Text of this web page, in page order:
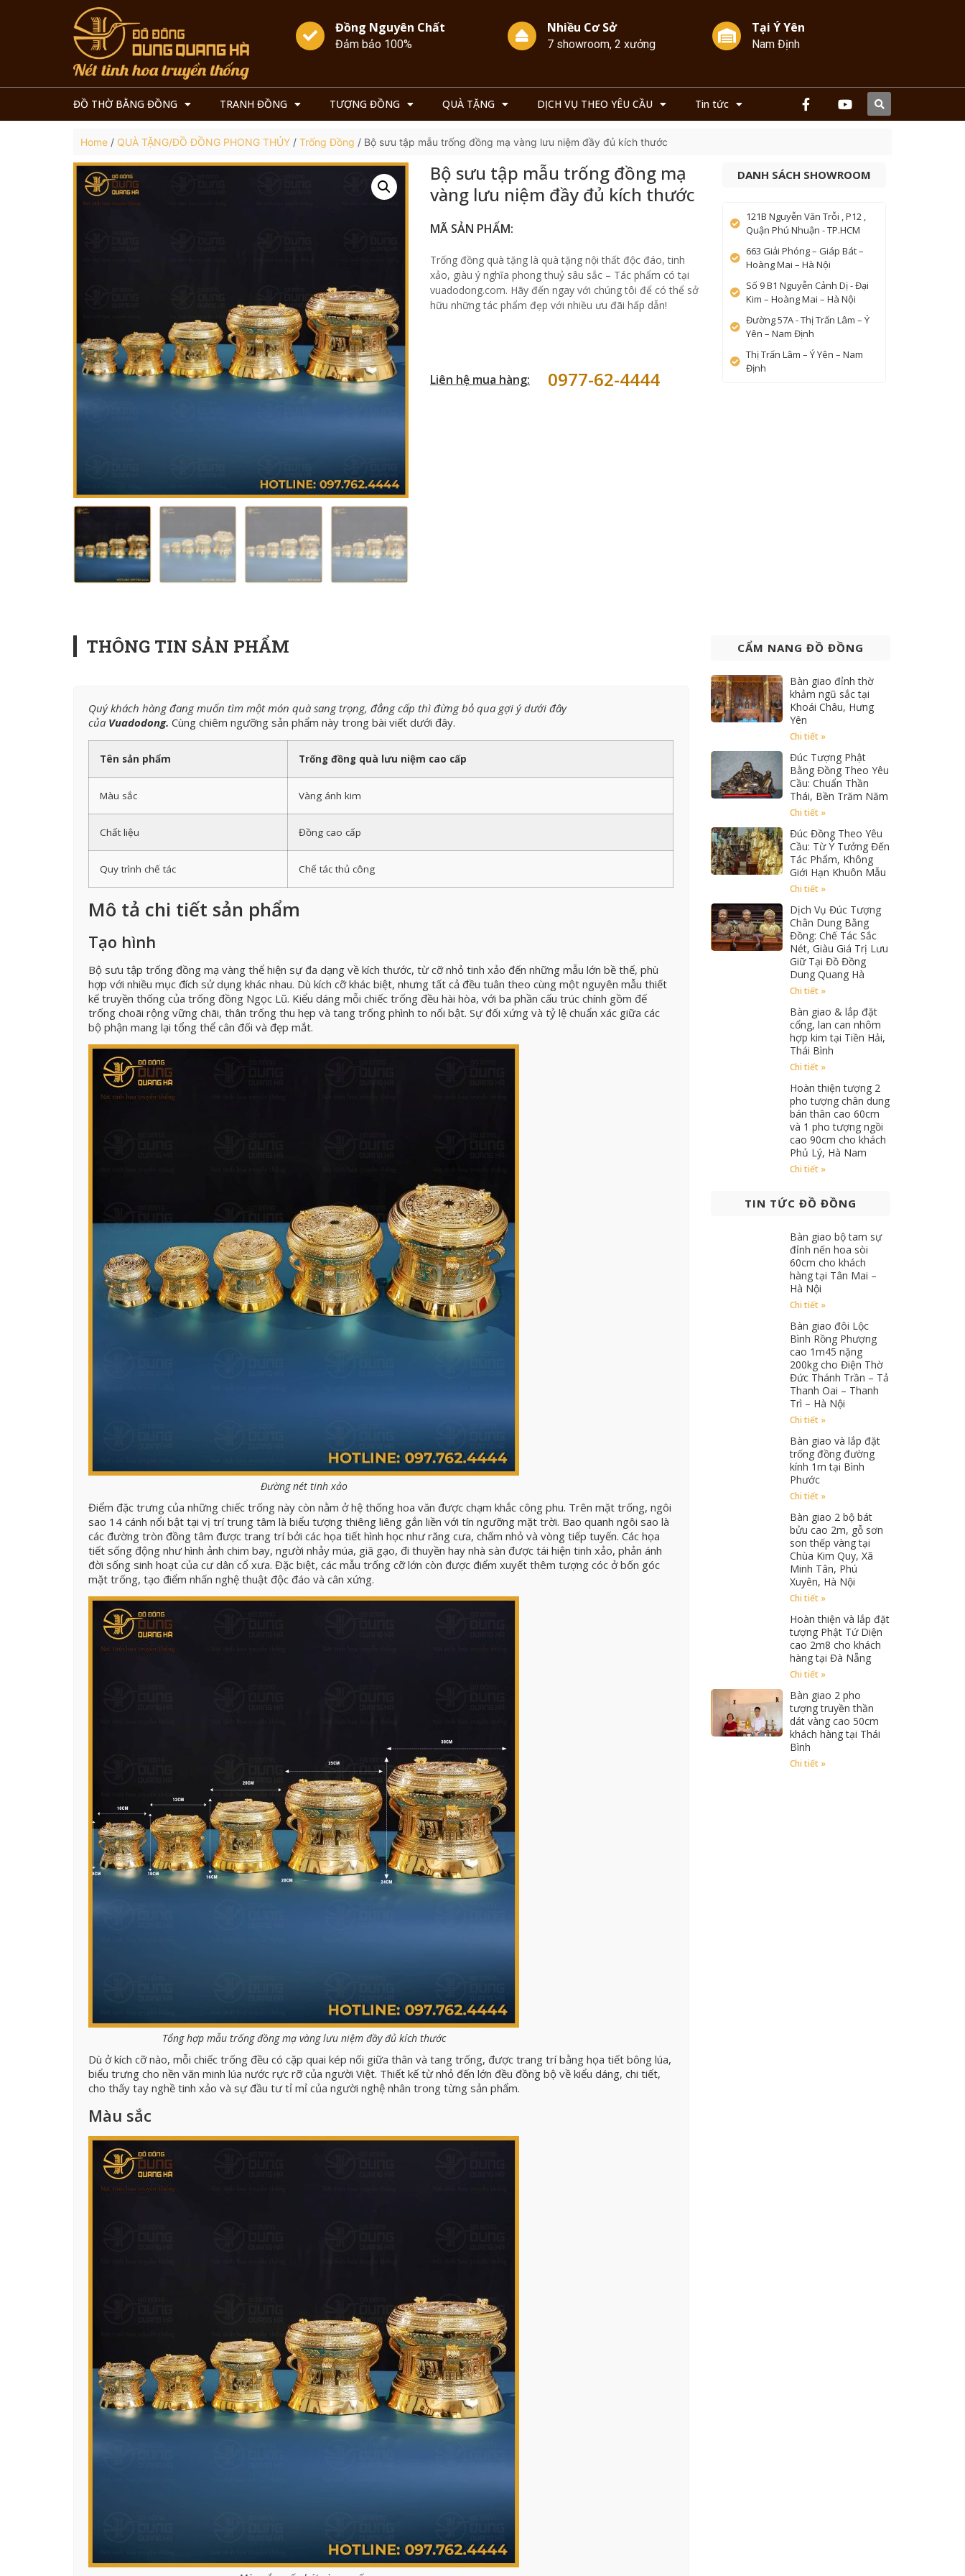
Đồng Nguyên Chất
Đảm bảo 100%
Nhiều Cơ Sở
7 showroom, 2 xưởng
Tại Ý Yên
Nam Định
ĐỒ THỜ BẰNG ĐỒNG TRANH ĐỒNG TƯỢNG ĐỒNG QUÀ TẶNG DỊCH VỤ THEO YÊU CẦU Tin tức
Home / QUÀ TẶNG/ĐỒ ĐỒNG PHONG THỦY / Trống Đồng / Bộ sưu tập mẫu trống đồng mạ vàng lưu niệm đầy đủ kích thước
Bộ sưu tập mẫu trống đồng mạ
vàng lưu niệm đầy đủ kích thước
MÃ SẢN PHẨM:
Trống đồng quà tặng là quà tặng nội thất độc đáo, tinh
xảo, giàu ý nghĩa phong thuỷ sâu sắc – Tác phẩm có tại
vuadodong.com. Hãy đến ngay với chúng tôi để có thể sở
hữu những tác phẩm đẹp với nhiều ưu đãi hấp dẫn!
Liên hệ mua hàng: 0977-62-4444
DANH SÁCH SHOWROOM
121B Nguyễn Văn Trỗi , P12 ,
Quận Phú Nhuận - TP.HCM
663 Giải Phóng – Giáp Bát –
Hoàng Mai – Hà Nội
Số 9 B1 Nguyễn Cảnh Dị - Đại
Kim – Hoàng Mai – Hà Nội
Đường 57A - Thị Trấn Lâm – Ý
Yên – Nam Định
Thị Trấn Lâm – Ý Yên – Nam
Định
THÔNG TIN SẢN PHẨM
Quý khách hàng đang muốn tìm một món quà sang trọng, đẳng cấp thì đừng bỏ qua gợi ý dưới đây
của Vuadodong. Cùng chiêm ngưỡng sản phẩm này trong bài viết dưới đây.
Tên sản phẩm Trống đồng quà lưu niệm cao cấp
Màu sắc Vàng ánh kim
Chất liệu Đồng cao cấp
Quy trình chế tác Chế tác thủ công
Mô tả chi tiết sản phẩm
Tạo hình
Bộ sưu tập trống đồng mạ vàng thể hiện sự đa dạng về kích thước, từ cỡ nhỏ tinh xảo đến những mẫu lớn bề thế, phù
hợp với nhiều mục đích sử dụng khác nhau. Dù kích cỡ khác biệt, nhưng tất cả đều tuân theo cùng một nguyên mẫu thiết
kế truyền thống của trống đồng Ngọc Lũ. Kiểu dáng mỗi chiếc trống đều hài hòa, với ba phần cấu trúc chính gồm đế
trống choãi rộng vững chãi, thân trống thu hẹp và tang trống phình to nổi bật. Sự đối xứng và tỷ lệ chuẩn xác giữa các
bộ phận mang lại tổng thể cân đối và đẹp mắt.
Đường nét tinh xảo
Điểm đặc trưng của những chiếc trống này còn nằm ở hệ thống hoa văn được chạm khắc công phu. Trên mặt trống, ngôi
sao 14 cánh nổi bật tại vị trí trung tâm là biểu tượng thiêng liêng gắn liền với tín ngưỡng mặt trời. Bao quanh ngôi sao là
các đường tròn đồng tâm được trang trí bởi các họa tiết hình học như răng cưa, chấm nhỏ và vòng tiếp tuyến. Các họa
tiết sống động như hình ảnh chim bay, người nhảy múa, giã gạo, đi thuyền hay nhà sàn được tái hiện tinh xảo, phản ánh
đời sống sinh hoạt của cư dân cổ xưa. Đặc biệt, các mẫu trống cỡ lớn còn được điểm xuyết thêm tượng cóc ở bốn góc
mặt trống, tạo điểm nhấn nghệ thuật độc đáo và cân xứng.
Tổng hợp mẫu trống đồng mạ vàng lưu niệm đầy đủ kích thước
Dù ở kích cỡ nào, mỗi chiếc trống đều có cặp quai kép nối giữa thân và tang trống, được trang trí bằng họa tiết bông lúa,
biểu trưng cho nền văn minh lúa nước rực rỡ của người Việt. Thiết kế từ nhỏ đến lớn đều đồng bộ về kiểu dáng, chi tiết,
cho thấy tay nghề tinh xảo và sự đầu tư tỉ mỉ của người nghệ nhân trong từng sản phẩm.
Màu sắc
CẨM NANG ĐỒ ĐỒNG
Bàn giao đỉnh thờ
khảm ngũ sắc tại
Khoái Châu, Hưng
Yên
Chi tiết »
Đúc Tượng Phật
Bằng Đồng Theo Yêu
Cầu: Chuẩn Thần
Thái, Bền Trăm Năm
Chi tiết »
Đúc Đồng Theo Yêu
Cầu: Từ Ý Tưởng Đến
Tác Phẩm, Không
Giới Hạn Khuôn Mẫu
Chi tiết »
Dịch Vụ Đúc Tượng
Chân Dung Bằng
Đồng: Chế Tác Sắc
Nét, Giàu Giá Trị Lưu
Giữ Tại Đồ Đồng
Dung Quang Hà
Chi tiết »
Bàn giao & lắp đặt
cổng, lan can nhôm
hợp kim tại Tiền Hải,
Thái Bình
Chi tiết »
Hoàn thiện tượng 2
pho tượng chân dung
bán thân cao 60cm
và 1 pho tượng ngồi
cao 90cm cho khách
Phủ Lý, Hà Nam
Chi tiết »
TIN TỨC ĐỒ ĐỒNG
Bàn giao bộ tam sự
đỉnh nến hoa sòi
60cm cho khách
hàng tại Tân Mai –
Hà Nội
Chi tiết »
Bàn giao đôi Lộc
Bình Rồng Phượng
cao 1m45 nặng
200kg cho Điện Thờ
Đức Thánh Trần – Tả
Thanh Oai – Thanh
Trì – Hà Nội
Chi tiết »
Bàn giao và lắp đặt
trống đồng đường
kính 1m tại Bình
Phước
Chi tiết »
Bàn giao 2 bộ bát
bửu cao 2m, gỗ sơn
son thếp vàng tại
Chùa Kim Quy, Xã
Minh Tân, Phú
Xuyên, Hà Nội
Chi tiết »
Hoàn thiện và lắp đặt
tượng Phật Tứ Diện
cao 2m8 cho khách
hàng tại Đà Nẵng
Chi tiết »
Bàn giao 2 pho
tượng truyền thần
dát vàng cao 50cm
khách hàng tại Thái
Bình
Chi tiết »